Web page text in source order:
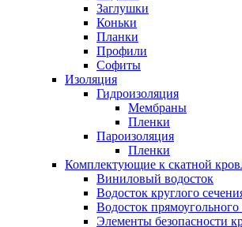
Заглушки
Коньки
Планки
Профили
Софиты
Изоляция
Гидроизоляция
Мембраны
Пленки
Пароизоляция
Пленки
Комплектующие к скатной
Виниловый водосток
Водосток круглого
Водосток прямоугольного
Элементы безопасности